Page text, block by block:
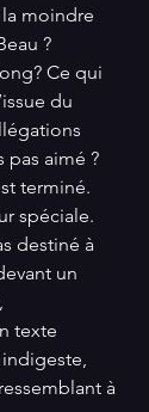
la moindre
?
Ce qui
du
pas aimé ?
terminé.
spéciale.
destiné à
un
texte
à